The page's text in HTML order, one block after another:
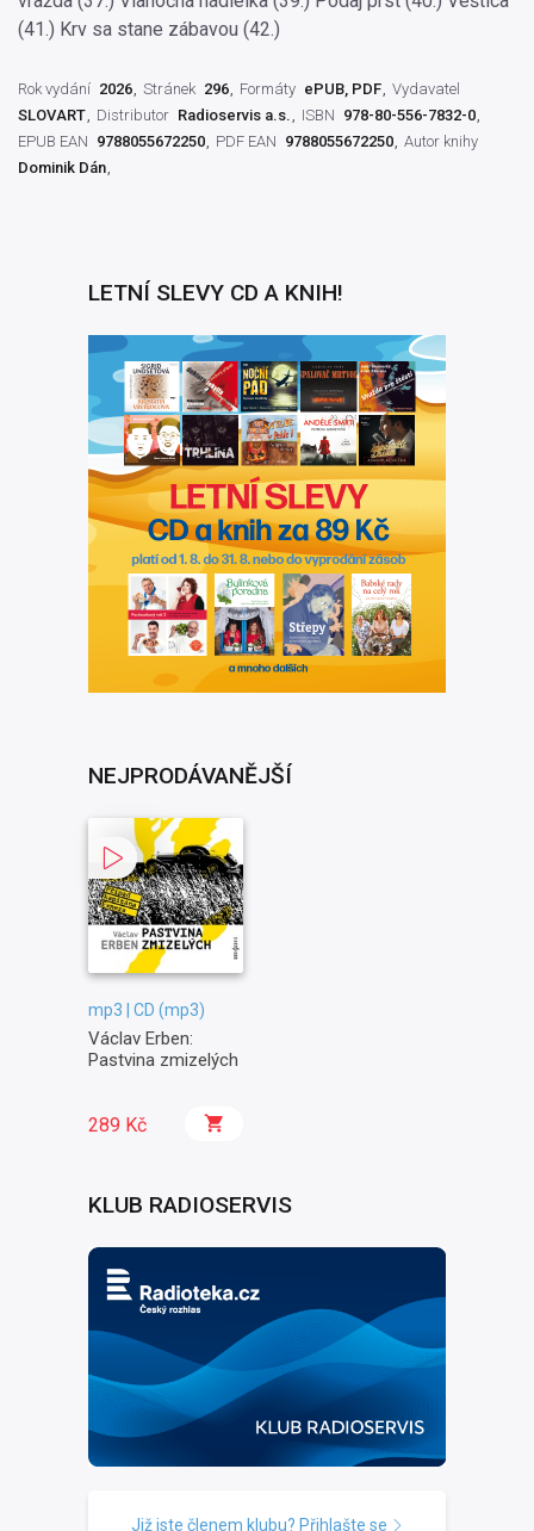
(41.) Krv sa stane zábavou (42.)
Rok vydání 2026 Stránek 296 Formáty ePUB, PDF Vydavatel
SLOVART
Distributor Radioservis a.s. ISBN 978-80-556-7832-0
EPUB EAN 9788055672250 PDF EAN 9788055672250 Autor knihy
Dominik Dán
LETNÍ SLEVY CD A KNIH!
NEJPRODÁVANĚJŠÍ
mp3 | CD (mp3)
Václav Erben:
Pastvina zmizelých
289 Kč
KLUB RADIOSERVIS
Již jste členem klubu? Přihlašte se